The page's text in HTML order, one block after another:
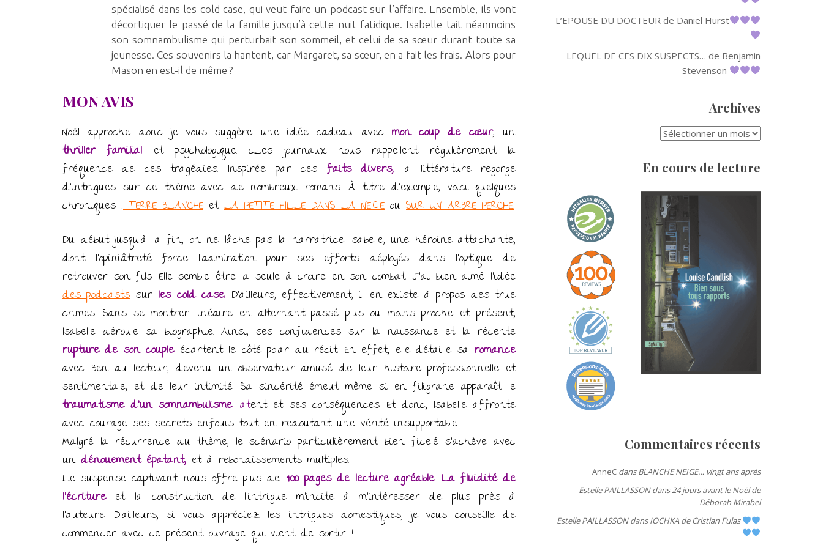
spécialisé dans les cold case, qui veut faire un podcast sur l’affaire. Ensemble, ils vont
décortiquer le passé de la famille jusqu’à cette nuit fatidique. Isabelle tait néanmoins
son somnambulisme qui perturbait son sommeil, et celui de sa sœur durant toute sa
jeunesse. Ces souvenirs la hantent, car Margaret, sa sœur, en a fait les frais. Alors pour
Mason en est-il de même ?
MON AVIS
Noël approche donc je vous suggère une idée cadeau avec mon coup de cœur, un
thriller familial et psychologique. cLes journaux nous rappellent régulièrement la
fréquence de ces tragédies. Inspirée par ces faits divers, la littérature regorge
d’intrigues sur ce thème avec de nombreux romans. À titre d’exemple, voici quelques
chroniques :TERRE BLANCHE et LA PETITE FILLE DANS LA NEIGE ou SUR UN ARBRE PERCHE.
Du début jusqu’à la fin, on ne lâche pas la narratrice Isabelle, une héroïne attachante,
dont l’opiniâtreté force l’admiration pour ses efforts déployés dans l’optique de
retrouver son fils. Elle semble être la seule à croire en son combat. J’ai bien aimé l’idée
des podcastssurles cold case. D’ailleurs, effectivement, il en existe à propos des true
crimes. Sans se montrer linéaire en alternant passé plus ou moins proche et présent,
Isabelle déroule sa biographie. Ainsi, ses confidences sur la naissance et la récente
rupture de son couple écartent le côté polar du récit. En effet, elle détaille sa romance
avec Ben au lecteur, devenu un observateur amusé de leur histoire professionnelle et
sentimentale, et de leur intimité. Sa sincérité émeut même si en filigrane apparaît le
traumatisme d’un somnambulismelatent et ses conséquences. Et donc, Isabelle affronte
avec courage ses secrets enfouis tout en redoutant une vérité insupportable…
Malgré la récurrence du thème, le scénario particulièrement bien ficelé s’achève avec
un dénouement épatant, et à rebondissements multiples.
Le suspense captivant nous offre plus de 400 pages de lecture agréable. La fluidité de
l’écriture et la construction de l’intrigue m’incite à m’intéresser de plus près à
l’auteure. D’ailleurs, si vous appréciez les intrigues domestiques, je vous conseille de
commencer avec ce présent ouvrage qui vient de sortir !
L’EPOUSE DU DOCTEUR de Daniel Hurst
LEQUEL DE CES DIX SUSPECTS… de Benjamin
Stevenson
Archives
En cours de lecture
Commentaires récents
AnneC dansBLANCHE NEIGE… vingt ans après
Estelle PAILLASSONdans24 jours avant le Noël de
Déborah Mirabel
Estelle PAILLASSONdansIOCHKA de Cristian Fulas